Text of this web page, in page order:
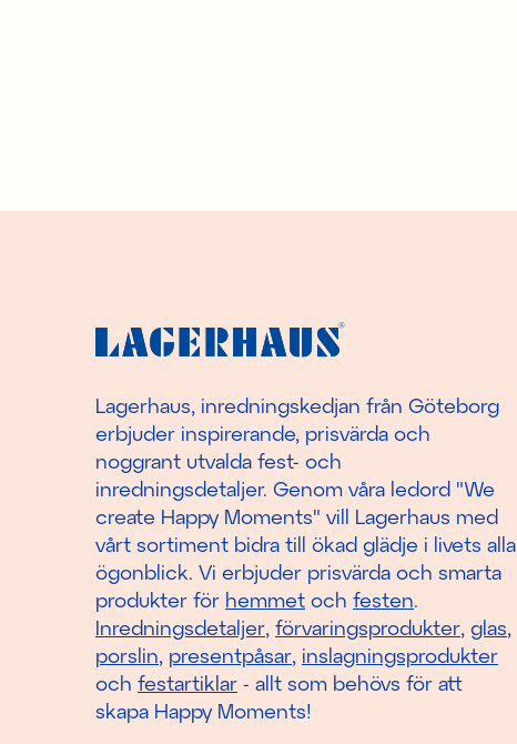
Lagerhaus, inredningskedjan från Göteborg
erbjuder inspirerande, prisvärda och
noggrant utvalda fest- och
inredningsdetaljer. Genom våra ledord "We
create Happy Moments" vill Lagerhaus med
vårt sortiment bidra till ökad glädje i livets alla
ögonblick. Vi erbjuder prisvärda och smarta
produkter för hemmet och festen.
Inredningsdetaljer, förvaringsprodukter, glas,
porslin, presentpåsar, inslagningsprodukter
och festartiklar - allt som behövs för att
skapa Happy Moments!